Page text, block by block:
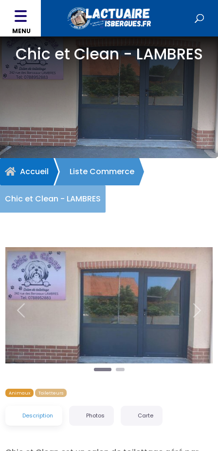
MENU
Chic et Clean - LAMBRES
 Accueil Liste Commerce
Chic et Clean - LAMBRES
Précédent
Animaux Toiletteurs
Description Photos Carte